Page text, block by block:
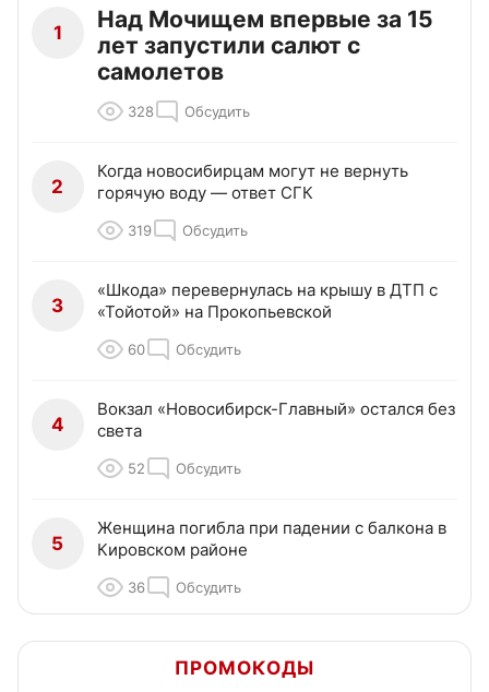
1
Над Мочищем впервые за 15
лет запустили салют с
самолетов
328 Обсудить
2
Когда новосибирцам могут не вернуть
горячую воду — ответ СГК
319 Обсудить
3
«Шкода» перевернулась на крышу в ДТП с
«Тойотой» на Прокопьевской
60 Обсудить
4
Вокзал «Новосибирск-Главный» остался без
света
52 Обсудить
5
Женщина погибла при падении с балкона в
Кировском районе
36 Обсудить
ПРОМОКОДЫ